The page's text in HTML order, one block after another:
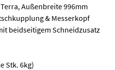
Außenbreite 996mm
& Messerkopf
beidseitigem Schneidzusatz
Stk. 6kg)